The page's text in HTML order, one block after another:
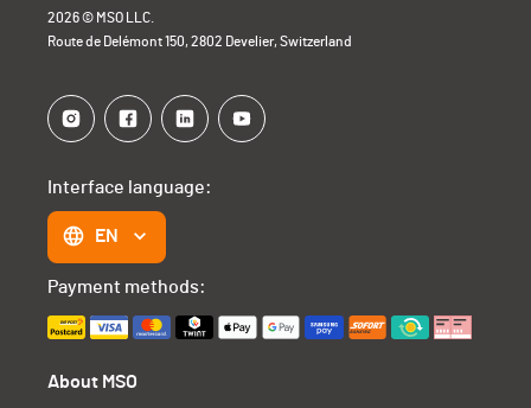
2026 © MSO LLC.
Route de Delémont 150, 2802 Develier, Switzerland
About MSO
Interface language:
EN
Payment methods: